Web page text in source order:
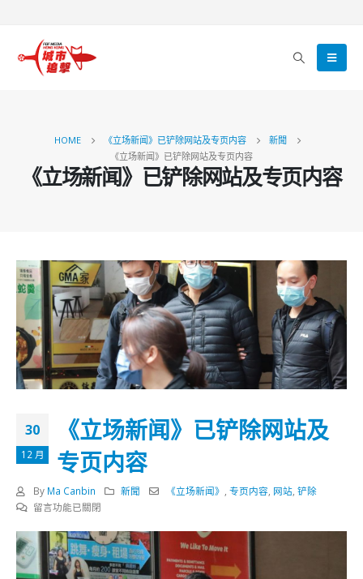
HOME 《立场新闻》已铲除网站及专页内容
新聞
《立场新闻》已铲除网站及专页内容
《立场新闻》已铲除网站及专页内容
30
12 月
《立场新闻》已铲除网站及
专页内容
By Ma Canbin 新聞 《立场新闻》 ,专页内容, 网站,铲除
在
场
新
闻》
留言功能已關閉